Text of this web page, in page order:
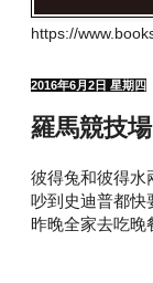
https://
2016年6月2日 星期四
羅馬競技場
彼得兔和彼得水
吵到史迪普都快
昨晚全家去吃晚